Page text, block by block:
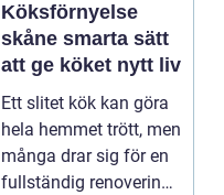
Köksförnyelse
skåne smarta sätt
att ge köket nytt liv
Ett slitet kök kan göra
hela hemmet trött, men
många drar sig för en
fullständig renovering.